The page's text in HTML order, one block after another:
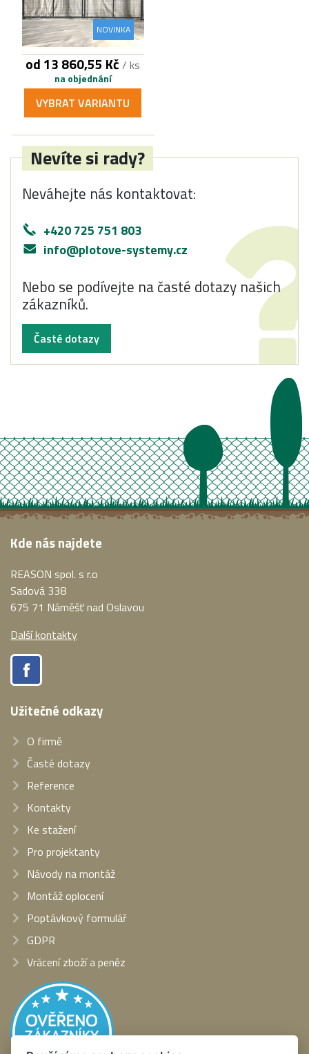
NOVINKA
od 13 860,55 Kč / ks
na objednání
VYBRAT VARIANTU
Nevíte si rady?
Neváhejte nás kontaktovat:
+420 725 751 803
info@plotove-systemy.cz
Nebo se podívejte na časté dotazy našich
zákazníků.
Časté dotazy
Kde nás najdete
REASON spol. s r.o
Sadová 338
675 71 Náměšť nad Oslavou
Další kontakty
Užitečné odkazy
O firmě
Časté dotazy
Reference
Kontakty
Ke stažení
Pro projektanty
Návody na montáž
Montáž oplocení
Poptávkový formulář
GDPR
Vrácení zboží a peněz